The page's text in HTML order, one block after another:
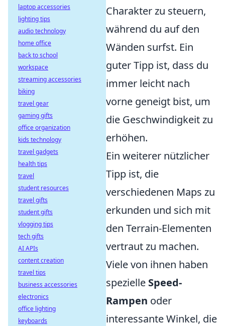
Charakter zu steuern,
während du auf den
Wänden surfst. Ein
guter Tipp ist, dass du
immer leicht nach
vorne geneigt bist, um
die Geschwindigkeit zu
erhöhen.
Ein weiterer nützlicher
Tipp ist, die
verschiedenen Maps zu
erkunden und sich mit
den Terrain-Elementen
vertraut zu machen.
Viele von ihnen haben
spezielle Speed-
Rampen oder
interessante Winkel, die
laptop accessories
lighting tips
audio technology
home office
back to school
workspace
streaming accessories
biking
travel gear
gaming gifts
office organization
kids technology
travel gadgets
health tips
travel
student resources
travel gifts
student gifts
vlogging tips
tech gifts
AI APIs
content creation
travel tips
business accessories
electronics
office lighting
keyboards